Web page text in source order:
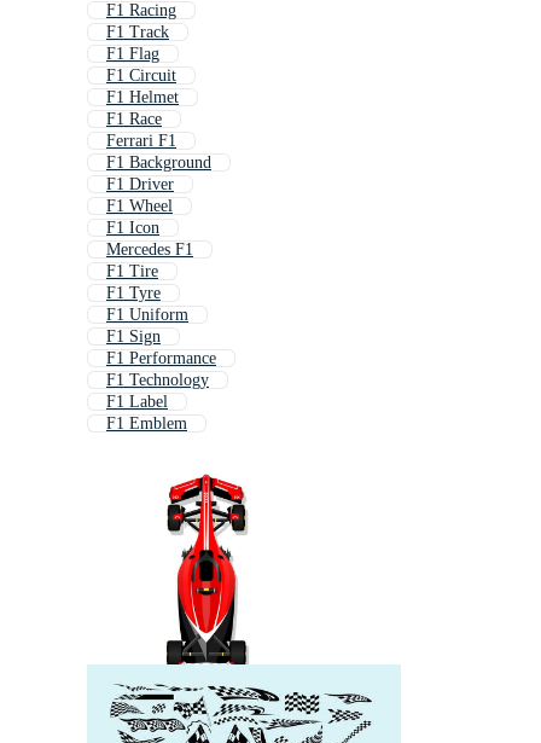
F1 Racing
F1 Track
F1 Flag
F1 Circuit
F1 Helmet
F1 Race
Ferrari F1
F1 Background
F1 Driver
F1 Wheel
F1 Icon
Mercedes F1
F1 Tire
F1 Tyre
F1 Uniform
F1 Sign
F1 Performance
F1 Technology
F1 Label
F1 Emblem